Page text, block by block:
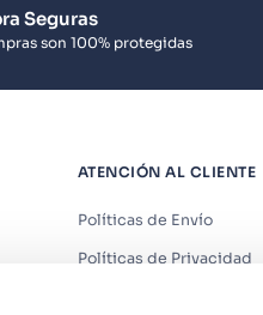
Seguras
son 100% protegidas
ATENCIÓN AL CLIENTE
Políticas de Envío
Políticas de Privacidad